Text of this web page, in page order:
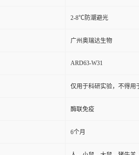
2-8℃防潮避光
广州奥瑞达生物
ARD63-W31
仅用于科研实验，不得用
酶联免疫
6个月